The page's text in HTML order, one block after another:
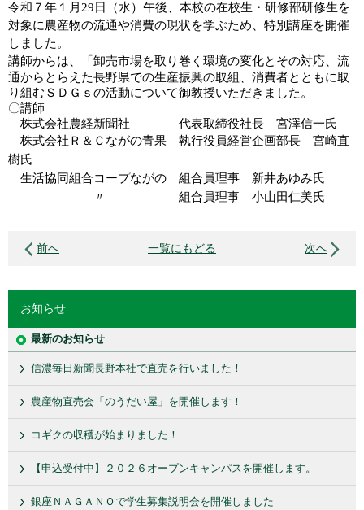
令和７年１月 29 日（水） 午後、本校の在校生・研修部研修生を
対象に農産物の流通や消費の現状を学ぶため、特別講座を開催
しました。
講師からは、「卸売市場を取り巻く環境の変化とその対応、流
通からとらえた長野県での生産振興の取組、消費者とともに取
り組むＳＤＧｓの活動について御教授いただきました。
〇講師
株式会社農経新聞社 代表取締役社長 宮澤信一氏
株式会社Ｒ＆Ｃながの青果 執行役員経営企画部長 宮崎直
樹氏
生活協同組合コープながの 組合員理事 新井あゆみ氏
〃 組合員理事 小山田仁美氏
前へ 一覧にもどる 次へ
お知らせ
最新のお知らせ
信濃毎日新聞長野本社で直売を行いました！
農産物直売会「のうだい屋」を開催します！
コギクの収穫が始まりました！
【申込受付中】２０２６オープンキャンパスを開催します。
銀座ＮＡＧＡＮＯで学生募集説明会を開催しました